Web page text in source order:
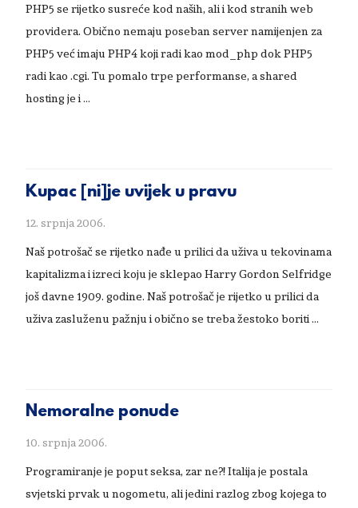
PHP5 se rijetko susreće kod naših, ali i kod stranih web
providera. Obično nemaju poseban server namijenjen za
PHP5 već imaju PHP4 koji radi kao mod_php dok PHP5
radi kao .cgi. Tu pomalo trpe performanse, a shared
hosting je i …
Kupac [ni]je uvijek u pravu
12. srpnja 2006.
Naš potrošač se rijetko nađe u prilici da uživa u tekovinama
kapitalizma i izreci koju je sklepao Harry Gordon Selfridge
još davne 1909. godine. Naš potrošač je rijetko u prilici da
uživa zasluženu pažnju i obično se treba žestoko boriti …
Nemoralne ponude
10. srpnja 2006.
Programiranje je poput seksa, zar ne?! Italija je postala
svjetski prvak u nogometu, ali jedini razlog zbog kojega to